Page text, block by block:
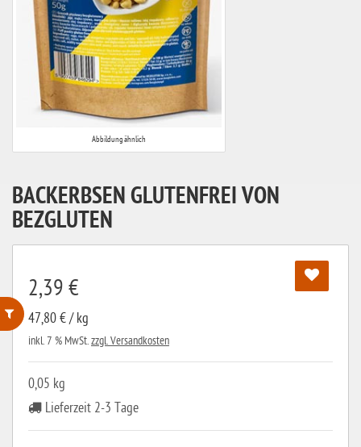
ohne Weizenstärke
laktosefrei
ohne Hefe
ohne Ei
Abbildung ähnlich
BACKERBSEN GLUTENFREI VON
BEZGLUTEN
2,39 €
47,80 € / kg
inkl. 7 % MwSt.zzgl. Versandkosten
0,05 kg
Lieferzeit 2-3 Tage